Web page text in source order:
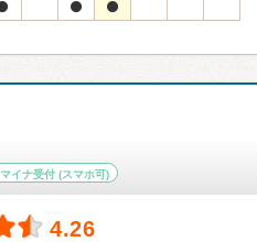
マイナ受付 (スマホ可)
4.26